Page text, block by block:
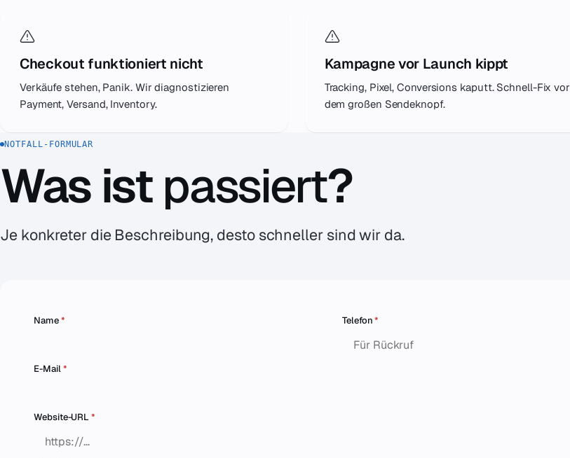
Checkout funktioniert nicht
Verkäufe stehen, Panik. Wir diagnostizieren
Payment, Versand, Inventory.
Kampagne vor Launch kippt
Tracking, Pixel, Conversions kaputt. Schnell-Fix vor
dem großen Sendeknopf.
NOTFALL-FORMULAR
Was ist passiert?
Je konkreter die Beschreibung, desto schneller sind wir da.
Name* Telefon*
E-Mail*
Website-URL*